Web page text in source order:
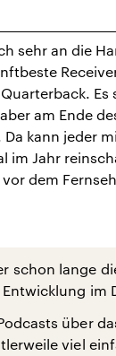
sehr an die
Es
am Ende
kann jeder
im Jahr
dem
schon lange
im
über
viel